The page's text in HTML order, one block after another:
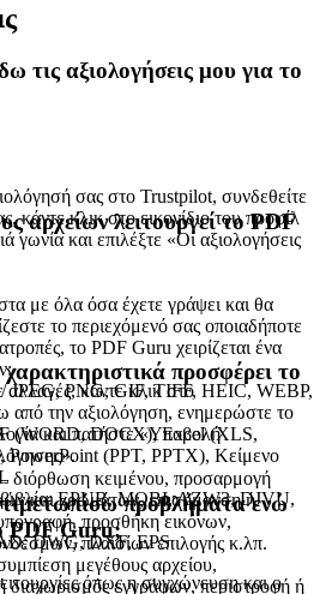
τις αξιολογήσεις μου για το
σας στο Trustpilot, συνδεθείτε
κάντε κλικ στο εικονίδιο του προφίλ
γωνία και επιλέξτε «Οι αξιολογήσεις
με όλα όσα έχετε γράψει και θα
το περιεχόμενό σας οποιαδήποτε
αλλαγές, κάντε κλικ στο
από την αξιολόγηση, ενημερώστε το
και πατήστε «Υποβολή
αρχείων λειτουργεί το PDF
το PDF Guru χειρίζεται ένα
/ JPEG, PNG, GIF, TIFF, HEIC, WEBP,
(WORD, DOCX), Excel (XLS,
(PPT, PPTX), Κείμενο
βιβλία: EPUB, MOBI, AZW3, DJVU,
DWG, DXF, EPS
όπως η συγχώνευση και ο
χαρακτηριστικά προσφέρει το
διόρθωση κειμένου, προσαρμογή
και χρωμάτων, επισήμανση ή
προσθήκη εικόνων,
πλαισίων επιλογής κ.λπ.
μεγέθους αρχείου,
διαχωρισμός εγγράφων, περιστροφή ή
προβλήματα ενώ
PDF Guru;